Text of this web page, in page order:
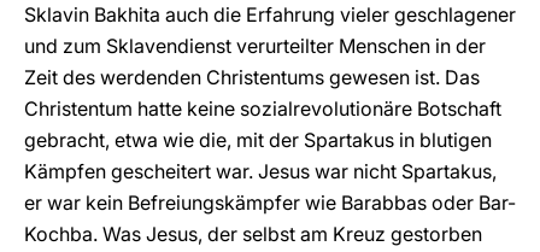
Sklavin Bakhita auch die Erfahrung vieler geschlagener
und zum Sklavendienst verurteilter Menschen in der
Zeit des werdenden Christentums gewesen ist. Das
Christentum hatte keine sozialrevolutionäre Botschaft
gebracht, etwa wie die, mit der Spartakus in blutigen
Kämpfen gescheitert war. Jesus war nicht Spartakus,
er war kein Befreiungskämpfer wie Barabbas oder Bar-
Kochba. Was Jesus, der selbst am Kreuz gestorben